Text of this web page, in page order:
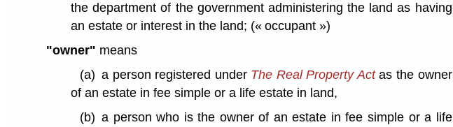
the department of the government administering the land as having
an estate or interest in the land; (« occupant »)
"owner" means
(a) a person registered under The Real Property Actas the owner
of an estate in fee simple or a life estate in land,
(b) a person who is the owner of an estate in fee simple or a life